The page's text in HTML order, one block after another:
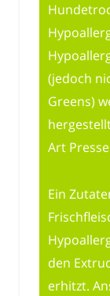
(jedoch
Greens)
Art
Ein
den
erhitzt.